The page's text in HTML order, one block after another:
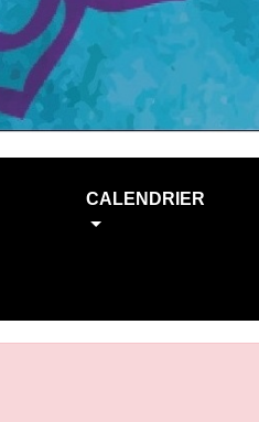
CALENDRIER